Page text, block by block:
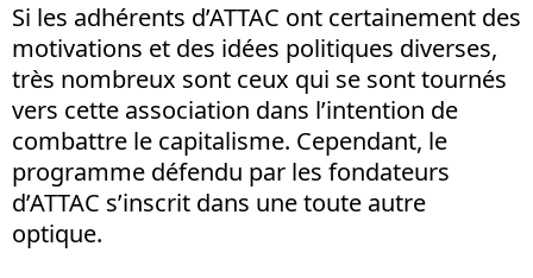
Si les adhérents d’ATTAC ont certainement des
motivations et des idées politiques diverses,
très nombreux sont ceux qui se sont tournés
vers cette association dans l’intention de
combattre le capitalisme. Cependant, le
programme défendu par les fondateurs
d’ATTAC s’inscrit dans une toute autre
optique.